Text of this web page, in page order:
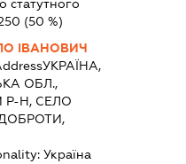
статутного
(50 %)
ІВАНОВИЧ
УКРАЇНА,
ОБЛ.,
Н, СЕЛО
Україна